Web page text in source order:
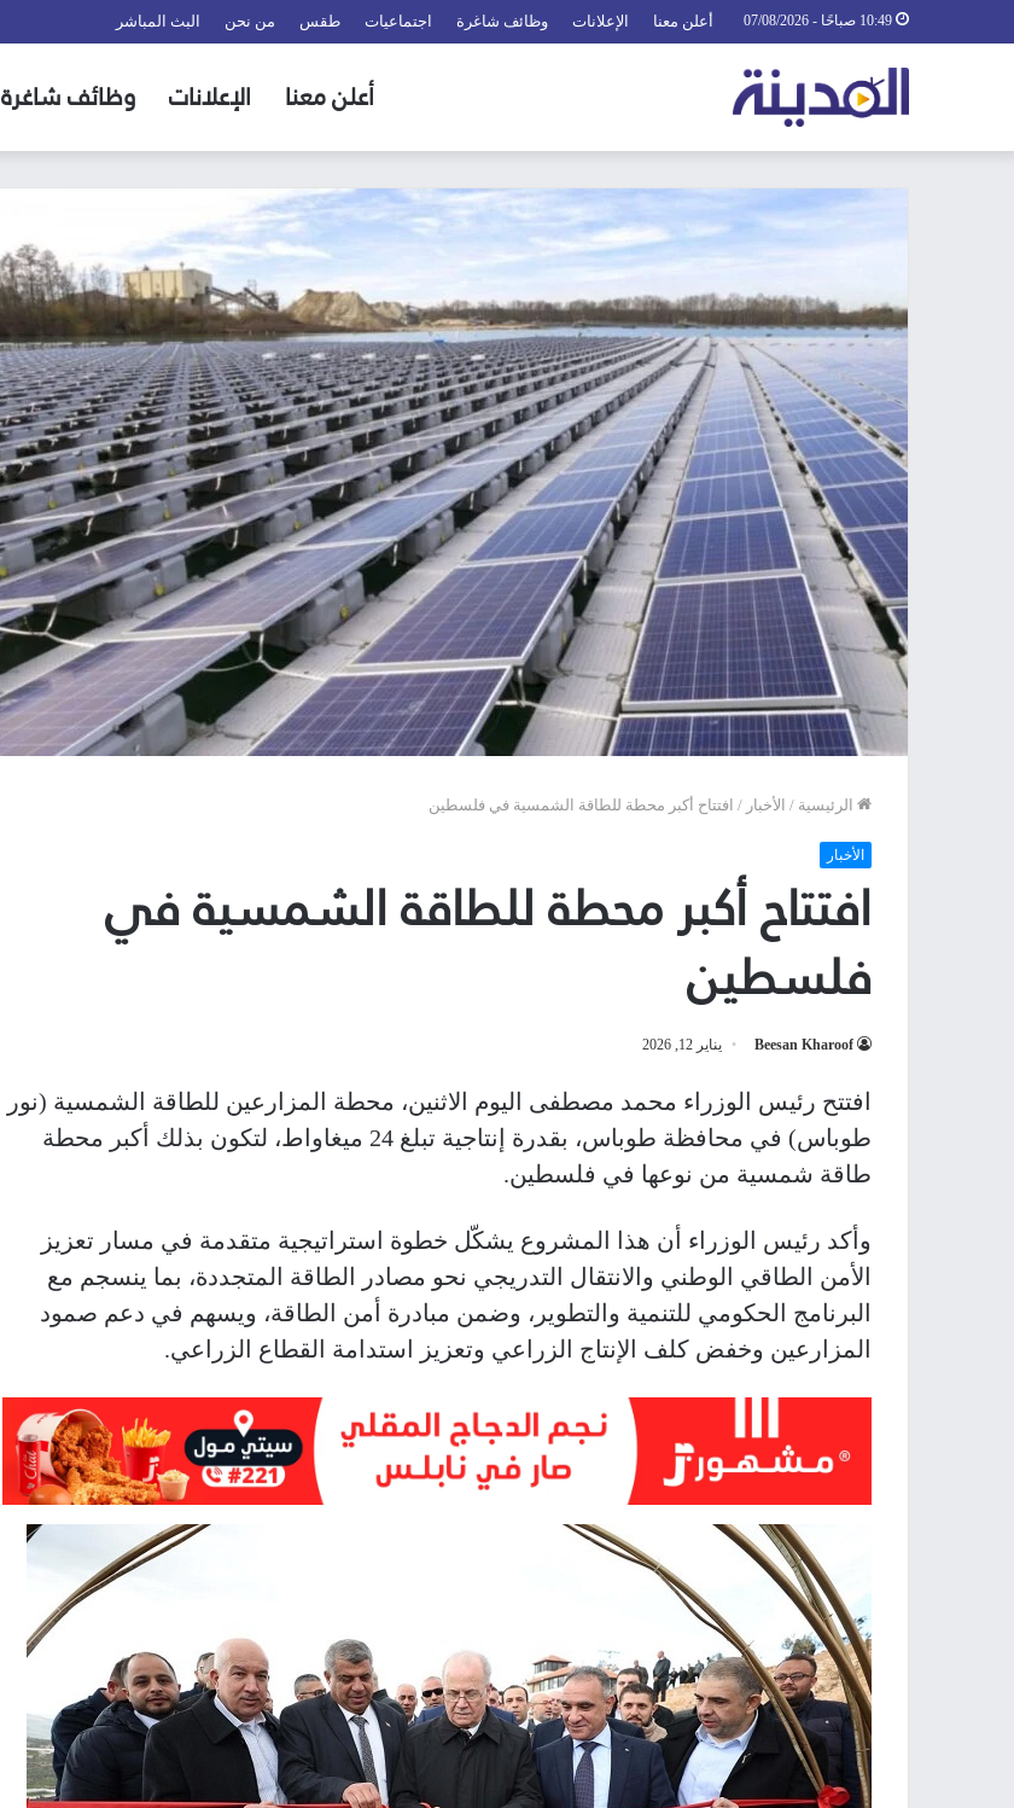
أعلن معنا الإعلانات وظائف شاغرة اجتماعيات طقس من نحن البث المباشر
أعلن معنا الإعلانات وظائف شاغرة
الرئيسية / الأخبار / افتتاح أكبر محطة للطاقة الشمسية في فلسطين
الأخبار
افتتاح أكبر محطة للطاقة الشمسية في
فلسطين
Beesan Kharoof يناير 12, 2026
افتتح رئيس الوزراء محمد مصطفى اليوم الاثنين، محطة المزارعين للطاقة الشمسية (نور
طوباس) في محافظة طوباس، بقدرة إنتاجية تبلغ 24 ميغاواط، لتكون بذلك أكبر محطة
طاقة شمسية من نوعها في فلسطين.
وأكد رئيس الوزراء أن هذا المشروع يشكّل خطوة استراتيجية متقدمة في مسار تعزيز
الأمن الطاقي الوطني والانتقال التدريجي نحو مصادر الطاقة المتجددة، بما ينسجم مع
البرنامج الحكومي للتنمية والتطوير، وضمن مبادرة أمن الطاقة، ويسهم في دعم صمود
المزارعين وخفض كلف الإنتاج الزراعي وتعزيز استدامة القطاع الزراعي.